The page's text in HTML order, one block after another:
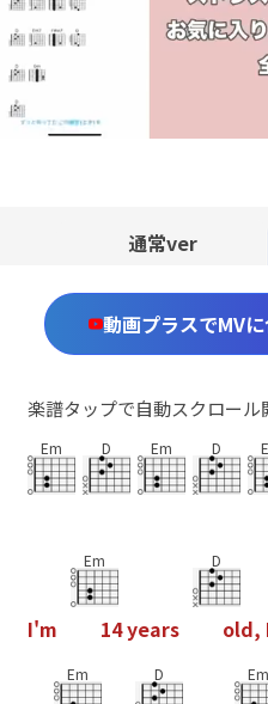
通常ver
動画プラスでMV
楽譜タップで自動スクロール
Em D Em D
I'm
Em
14years
D
old,
Em D Em